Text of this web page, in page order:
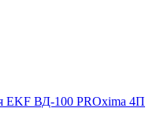
EKF ВД-100 PROxima 4П